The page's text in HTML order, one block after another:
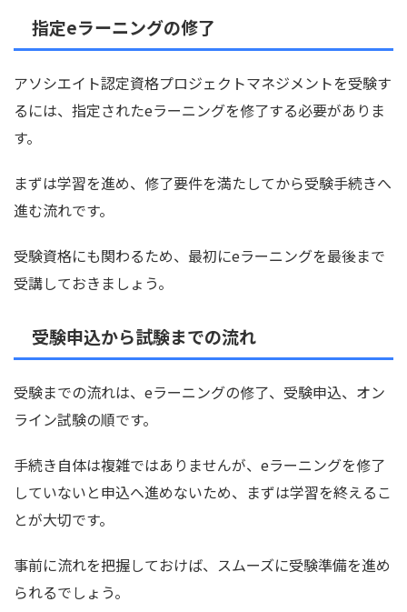
指定eラーニングの修了
アソシエイト認定資格プロジェクトマネジメントを受験す
るには、指定されたeラーニングを修了する必要がありま
す。
まずは学習を進め、修了要件を満たしてから受験手続きへ
進む流れです。
受験資格にも関わるため、最初にeラーニングを最後まで
受講しておきましょう。
受験申込から試験までの流れ
受験までの流れは、eラーニングの修了、受験申込、オン
ライン試験の順です。
手続き自体は複雑ではありませんが、eラーニングを修了
していないと申込へ進めないため、まずは学習を終えるこ
とが大切です。
事前に流れを把握しておけば、スムーズに受験準備を進め
られるでしょう。